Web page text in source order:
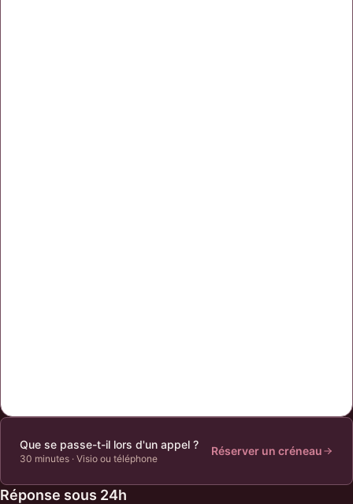
Que se passe-t-il lors d'un appel ?
30 minutes · Visio ou téléphone
Réserver un créneau
Réponse sous 24h